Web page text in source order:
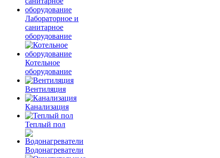
Лабораторное и
санитарное
оборудование
Котельное
оборудование
Вентиляция
Канализация
Теплый пол
Водонагреватели